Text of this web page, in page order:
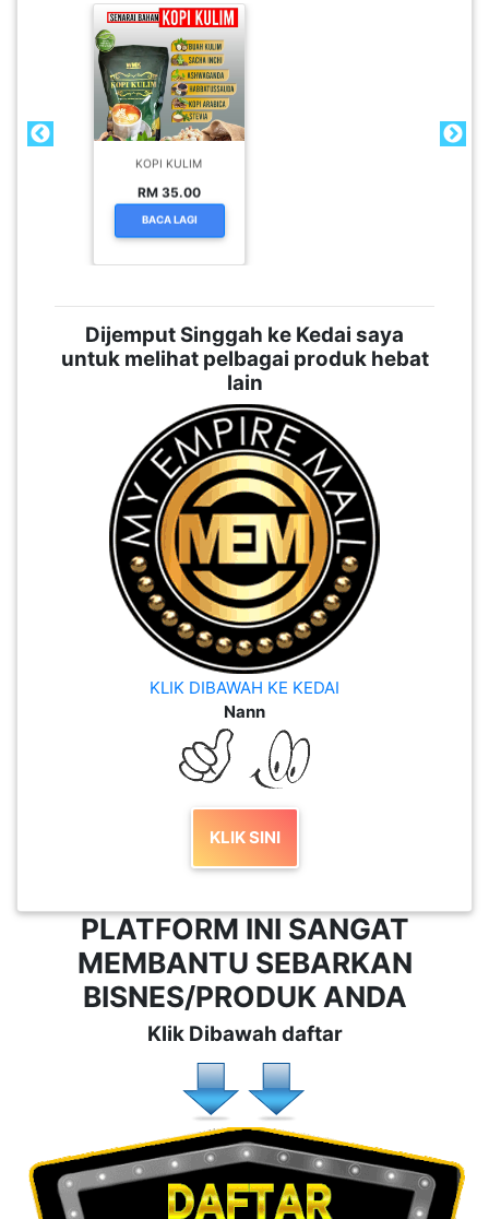
KOPI KULIM
RM 35.00
BACA LAGI
Dijemput Singgah ke Kedai saya
untuk melihat pelbagai produk hebat
lain
KLIK DIBAWAH KE KEDAI
Nann
KLIK SINI
PLATFORM INI SANGAT
MEMBANTU SEBARKAN
BISNES/PRODUK ANDA
Klik Dibawah daftar
INDONESIA(1)
SINGAPORE(0)